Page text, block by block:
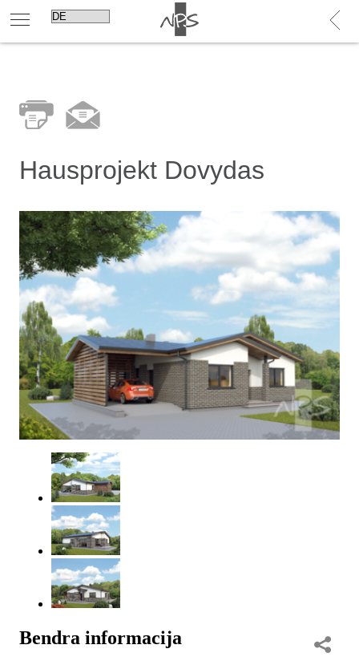
Hausprojekt Dovydas
Bendra informacija